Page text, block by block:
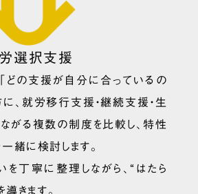
選択支援
どの支援が自分に合っているの
に、就労移行支援・継続支援・生
がる複数の制度を比較し、特性
緒に検討します。
丁寧に整理しながら、“はたら
導きます。